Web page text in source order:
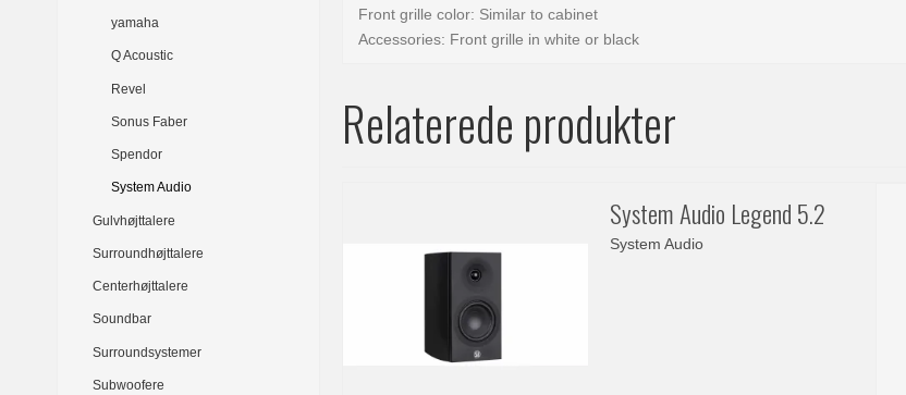
yamaha
Q Acoustic
Revel
Sonus Faber
Spendor
System Audio
Gulvhøjttalere
Surroundhøjttalere
Centerhøjttalere
Soundbar
Surroundsystemer
Subwoofere
Front grille color: Similar to cabinet
Accessories: Front grille in white or black
Relaterede produkter
System Audio Legend 5.2
System Audio